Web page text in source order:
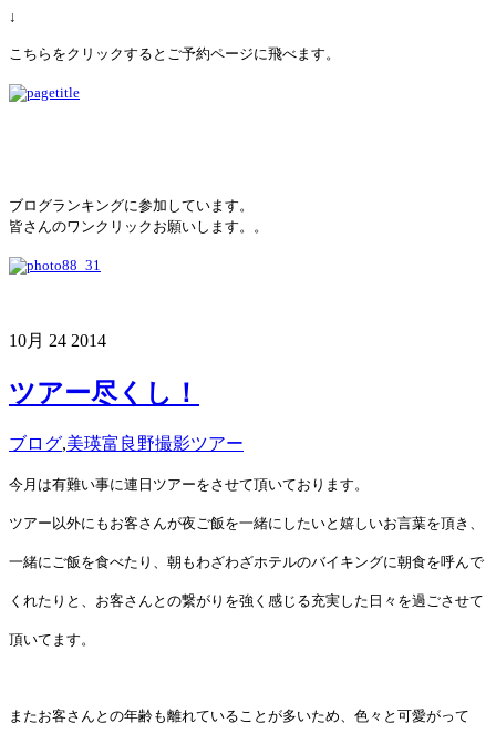
↓
こちらをクリックするとご予約ページに飛べます。
ブログランキングに参加しています。
皆さんのワンクリックお願いします。。
10月 24 2014
ツアー尽くし！
ブログ,美瑛富良野撮影ツアー
今月は有難い事に連日ツアーをさせて頂いております。
ツアー以外にもお客さんが夜ご飯を一緒にしたいと嬉しいお言葉を頂き、
一緒にご飯を食べたり、朝もわざわざホテルのバイキングに朝食を呼んで
くれたりと、お客さんとの繋がりを強く感じる充実した日々を過ごさせて
頂いてます。
またお客さんとの年齢も離れていることが多いため、色々と可愛がって